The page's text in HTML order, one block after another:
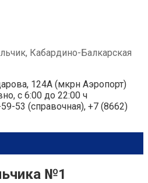
Кабардино-Балкарская
124А (мкрн Аэропорт)
с 6:00 до 22:00 ч
53 (справочная), +7 (8662)
№1